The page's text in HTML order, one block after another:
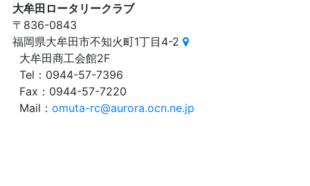
大牟田ロータリークラブ
〒836-0843
福岡県大牟田市不知火町1丁目4-2
大牟田商工会館2F
Tel：0944-57-7396
Fax：0944-57-7220
Mail：omuta-rc@aurora.ocn.ne.jp